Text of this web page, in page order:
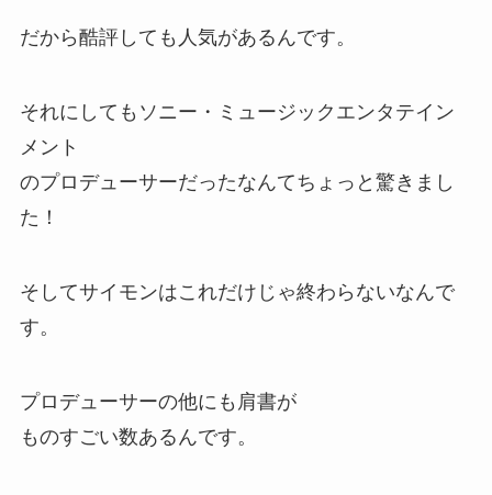
だから酷評しても人気があるんです。
それにしてもソニー・ミュージックエンタテイン
メント
のプロデューサーだったなんてちょっと驚きまし
た！
そしてサイモンはこれだけじゃ終わらないなんで
す。
プロデューサーの他にも肩書が
ものすごい数あるんです。